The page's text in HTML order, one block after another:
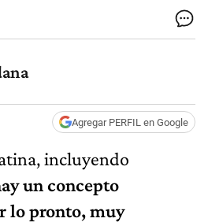
Agregar PERFIL en Google
incluyendo
un concepto
lo pronto, muy